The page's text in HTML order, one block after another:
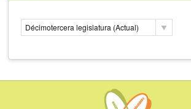
Décimotercera legislatura (Actual)